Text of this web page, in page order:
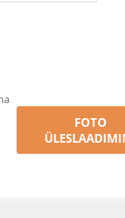
FOTO